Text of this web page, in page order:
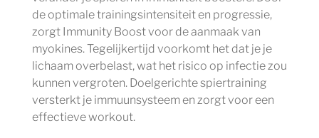
de optimale trainingsintensiteit en progressie,
zorgt Immunity Boost voor de aanmaak van
myokines. Tegelijkertijd voorkomt het dat je je
lichaam overbelast, wat het risico op infectie zou
kunnen vergroten. Doelgerichte spiertraining
versterkt je immuunsysteem en zorgt voor een
effectieve workout.